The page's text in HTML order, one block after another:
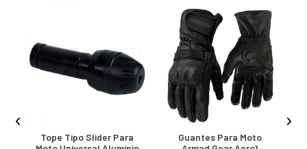
Tope Tipo Slider Para
Guantes Para Moto